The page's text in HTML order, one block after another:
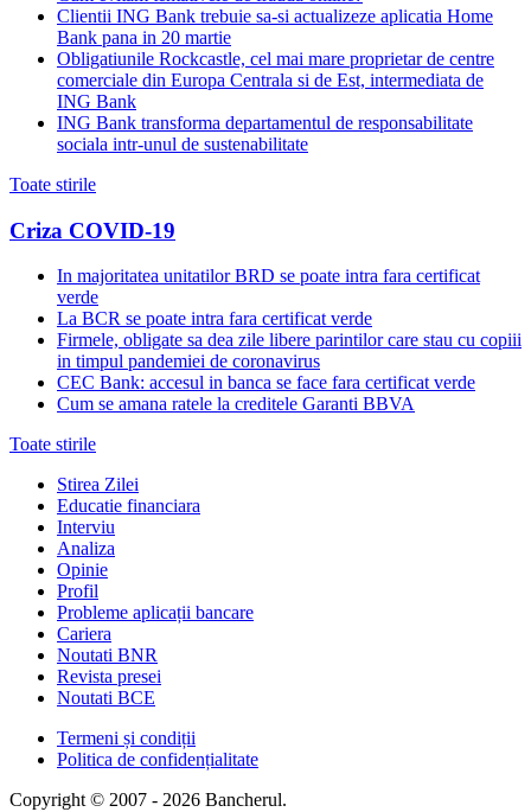
Clientii ING Bank trebuie sa-si actualizeze aplicatia Home
Bank pana in 20 martie
Obligatiunile Rockcastle, cel mai mare proprietar de centre
comerciale din Europa Centrala si de Est, intermediata de
ING Bank
ING Bank transforma departamentul de responsabilitate
sociala intr-unul de sustenabilitate
Toate stirile
Criza COVID-19
In majoritatea unitatilor BRD se poate intra fara certificat
verde
La BCR se poate intra fara certificat verde
Firmele, obligate sa dea zile libere parintilor care stau cu copiii
in timpul pandemiei de coronavirus
CEC Bank: accesul in banca se face fara certificat verde
Cum se amana ratele la creditele Garanti BBVA
Toate stirile
Stirea Zilei
Educatie financiara
Interviu
Analiza
Opinie
Profil
Probleme aplicații bancare
Cariera
Noutati BNR
Revista presei
Noutati BCE
Termeni și condiții
Politica de confidențialitate
Copyright © 2007 - 2026 Bancherul.